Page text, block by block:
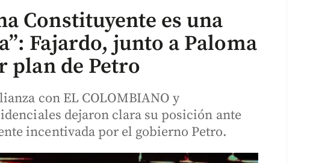
Constituyente es una
Fajardo, junto a Paloma
plan de Petro
con EL COLOMBIANO y
dejaron clara su posición ante
incentivada por el gobierno Petro.